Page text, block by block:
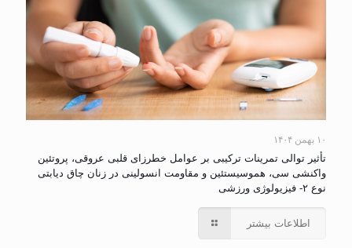
۱۰ بهمن ۱۴۰۴
تأثیر توالی تمرینات ترکیبی بر عوامل خطرزای قلبی عروقی، پروتئین
واکنشی سی، هموسیستئین و مقاومت انسولینی در زنان چاق دیابتی
نوع ۲- فیزیولوژی ورزشی
اطلاعات بیشتر